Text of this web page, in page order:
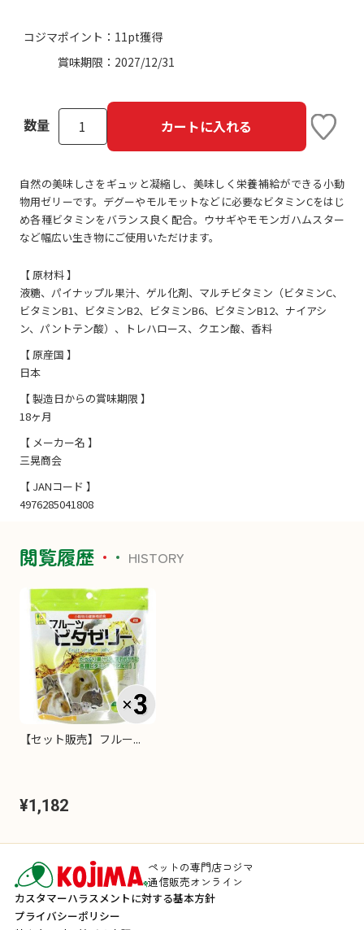
コジマポイント： 11pt獲得
賞味期限： 2027/12/31
数量 カートに入れる
自然の美味しさをギュッと凝縮し、美味しく栄養補給ができる小動
物用ゼリーです。デグーやモルモットなどに必要なビタミンCをはじ
め各種ビタミンをバランス良く配合。ウサギやモモンガハムスター
など幅広い生き物にご使用いただけます。
【 原材料 】
液糖、パイナップル果汁、ゲル化剤、マルチビタミン（ビタミンC、
ビタミンB1、ビタミンB2、ビタミンB6、ビタミンB12、ナイアシ
ン、パントテン酸）、トレハロース、クエン酸、香料
【 原産国 】
日本
【 製造日からの賞味期限 】
18ヶ月
【 メーカー名 】
三晃商会
【 JANコード 】
4976285041808
閲覧履歴 HISTORY
【セット販売】フルー...
¥1,182
ペットの専門店コジマ
通信販売オンライン
カスタマーハラスメントに対する基本方針
プライバシーポリシー